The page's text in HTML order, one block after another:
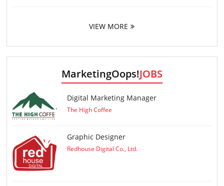
VIEW MORE
MarketingOops!JOBS
Digital Marketing Manager
The High Coffee
Graphic Designer
Redhouse Digital Co., Ltd.